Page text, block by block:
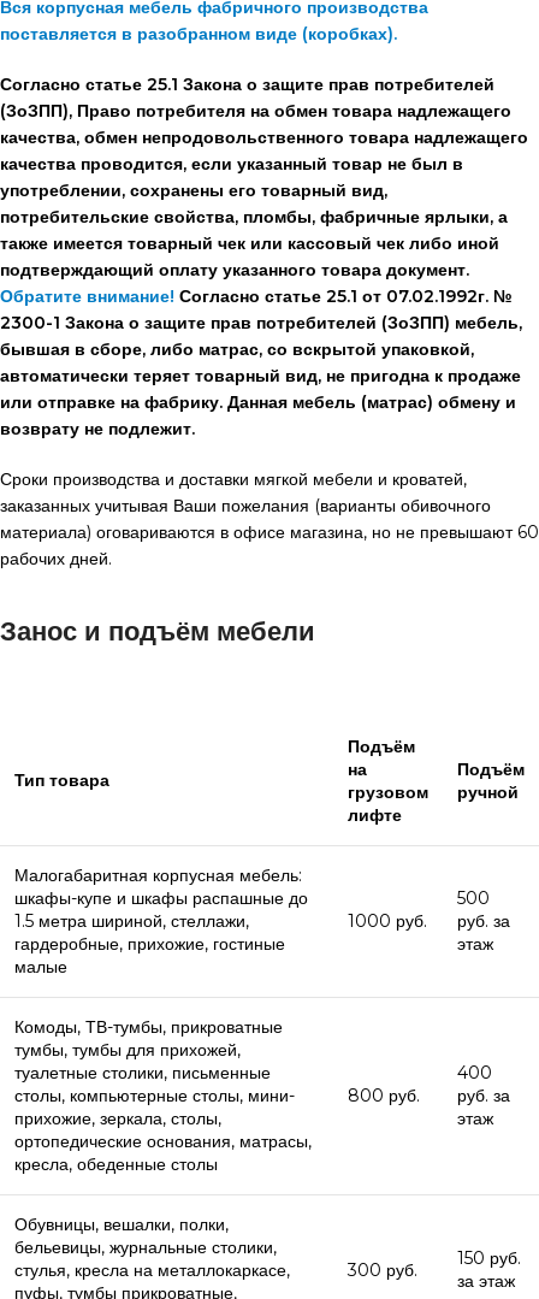
Вся корпусная мебель фабричного производства
поставляется в разобранном виде (коробках).
Согласно статье 25.1 Закона о защите прав потребителей
(ЗоЗПП), Право потребителя на обмен товара надлежащего
качества, обмен непродовольственного товара надлежащего
качества проводится, если указанный товар не был в
употреблении, сохранены его товарный вид,
потребительские свойства, пломбы, фабричные ярлыки, а
также имеется товарный чек или кассовый чек либо иной
подтверждающий оплату указанного товара документ.
Обратите внимание! Согласно статье 25.1 от 07.02.1992г. №
2300-1 Закона о защите прав потребителей (ЗоЗПП) мебель,
бывшая в сборе, либо матрас, со вскрытой упаковкой,
автоматически теряет товарный вид, не пригодна к продаже
или отправке на фабрику. Данная мебель (матрас) обмену и
возврату не подлежит.
Сроки производства и доставки мягкой мебели и кроватей,
заказанных учитывая Ваши пожелания (варианты обивочного
материала) оговариваются в офисе магазина, но не превышают 60
рабочих дней.
Занос и подъём мебели
Тип товара
Подъём
на
грузовом
лифте
Подъём
ручной
Малогабаритная корпусная мебель:
шкафы-купе и шкафы распашные до
1.5 метра шириной, стеллажи,
гардеробные, прихожие, гостиные
малые
1000 руб.
500
руб. за
этаж
Комоды, ТВ-тумбы, прикроватные
тумбы, тумбы для прихожей,
туалетные столики, письменные
столы, компьютерные столы, мини-
прихожие, зеркала, столы,
ортопедические основания, матрасы,
кресла, обеденные столы
800 руб.
400
руб. за
этаж
Обувницы, вешалки, полки,
бельевицы, журнальные столики,
стулья, кресла на металлокаркасе,
пуфы, тумбы прикроватные,
300 руб.
150 руб.
за этаж